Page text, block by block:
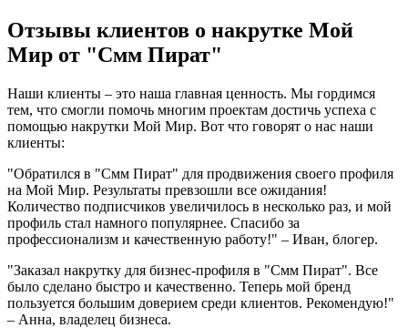
Отзывы клиентов о накрутке Мой
Мир от "Смм Пират"
Наши клиенты – это наша главная ценность. Мы гордимся
тем, что смогли помочь многим проектам достичь успеха с
помощью накрутки Мой Мир. Вот что говорят о нас наши
клиенты:
"Обратился в "Смм Пират" для продвижения своего профиля
на Мой Мир. Результаты превзошли все ожидания!
Количество подписчиков увеличилось в несколько раз, и мой
профиль стал намного популярнее. Спасибо за
профессионализм и качественную работу!" – Иван, блогер.
"Заказал накрутку для бизнес-профиля в "Смм Пират". Все
было сделано быстро и качественно. Теперь мой бренд
пользуется большим доверием среди клиентов. Рекомендую!"
– Анна, владелец бизнеса.